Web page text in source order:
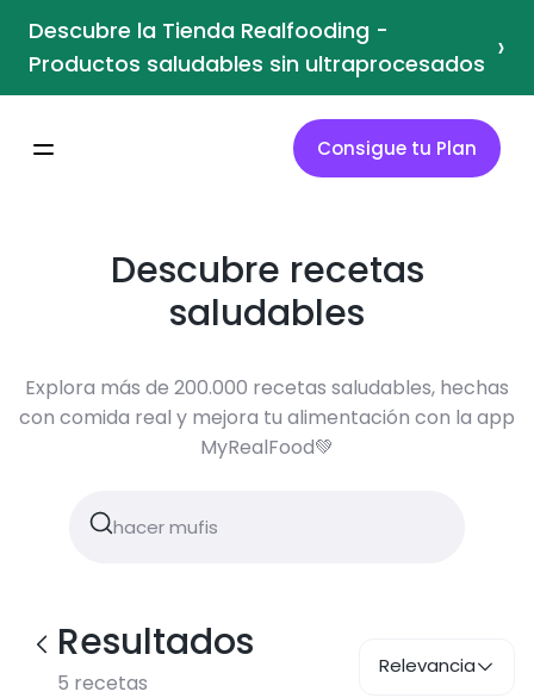
Descubre la Tienda Realfooding -
Productos saludables sin ultraprocesados ›
Consigue tu Plan
Descubre recetas
saludables
Explora más de 200.000 recetas saludables, hechas
con comida real y mejora tu alimentación con la app
MyRealFood💚
Resultados
5 recetas
Relevancia